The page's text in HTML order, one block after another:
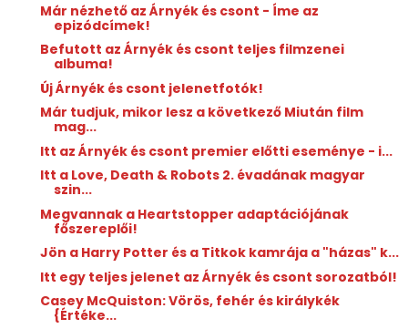
Már nézhető az Árnyék és csont - Íme az
epizódcímek!
Befutott az Árnyék és csont teljes filmzenei
albuma!
Új Árnyék és csont jelenetfotók!
Már tudjuk, mikor lesz a következő Miután film
mag...
Itt az Árnyék és csont premier előtti eseménye - i...
Itt a Love, Death & Robots 2. évadának magyar
szin...
Megvannak a Heartstopper adaptációjának
főszereplői!
Jön a Harry Potter és a Titkok kamrája a "házas" k...
Itt egy teljes jelenet az Árnyék és csont sorozatból!
Casey McQuiston: Vörös, fehér és királykék
{Értéke...